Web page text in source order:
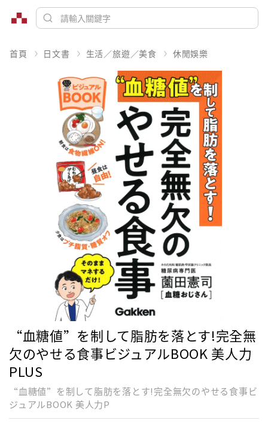
首頁 日文書 生活／旅遊／美食 休閒娛樂
“血糖値”を制して脂肪を落とす!完全無
欠のやせる食事ビジュアルBOOK 美人力
PLUS
“血糖値”を制して脂肪を落とす!完全無欠のやせる食事ビ
ジュアルBOOK 美人力P